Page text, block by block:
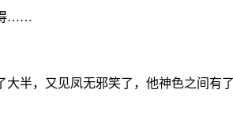
得……
半，又见凤无邪笑了，他神色之间有